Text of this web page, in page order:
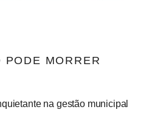
PODE MORRER
na gestão municipal